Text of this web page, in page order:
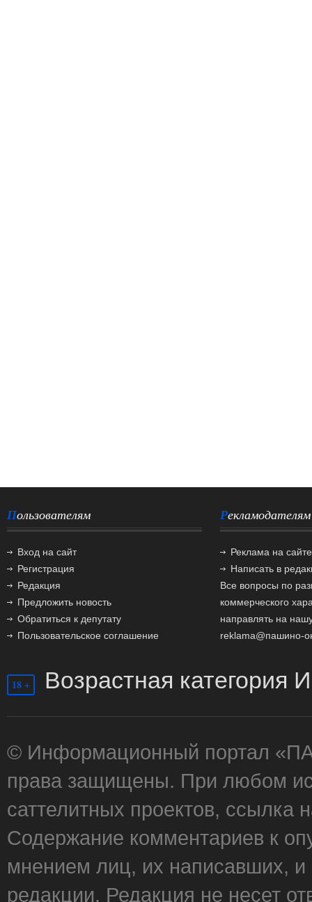
Пользователям
Вход на сайт
Регистрация
Редакция
Предложить новость
Обратиться к депутату
Пользовательское соглашение
Рекламодателям
Реклама на сайте
Написать в
Все вопросы по
коммерческого
направлять на
reklama@пашино-
18 + Возрастная категория
© Информационный портал
права защищены. При любом
саттелитных проектов,
Содержание комментариев к
мнением лиц, их написавших,
редакции. Редакция не несет